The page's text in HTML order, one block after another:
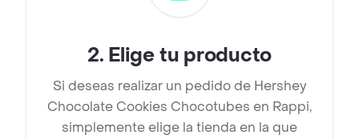
2. Elige tu producto
Si deseas realizar un pedido de Hershey
Chocolate Cookies Chocotubes en Rappi,
simplemente elige la tienda en la que